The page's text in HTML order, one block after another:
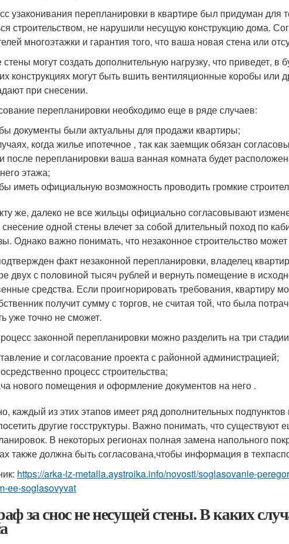
узаконивания перепланировки в квартире был придуман
строительством, не нарушили несущую конструкцию дома.
многоэтажки и гарантия того, что ваша новая стена или
могут создать дополнительную нагрузку, что приведет,
конструкциях могут быть вшить вентиляционные коробы или
при снесении.
перепланировки необходимо еще в ряде случаев:
документы были актуальны для продажи квартиры;
когда жилье ипотечное , так как заемщик обязан
после перепланировки ваша ванная комната будет
этажа;
иметь официальную возможность проводить громкие
же, далеко не все жильцы официально согласовывают
снесение одной стены влечет за собой длительный поход по
Однако важно понимать, что незаконное строительство
факт незаконной перепланировки, владелец
двух с половиной тысяч рублей и вернуть помещение в
средства. Если проигнорировать требования, квартиру
получит сумму с торгов, не считая той, что была
уже точно не сможет.
законной перепланировки можно разделить на три
и согласование проекта с районной администрацией;
процесс строительства;
нового помещения и оформление документов на него .
каждый из этих этапов имеет ряд дополнительных
другие госструктуры. Важно понимать, что
В некоторых регионах полная замена напольного
также должна быть согласована,чтобы информация в
https://arka-iz-metalla.aystroika.info/novosti/soglasovanie-
ee-soglasovyvat
за снос не несущей стены. В каких